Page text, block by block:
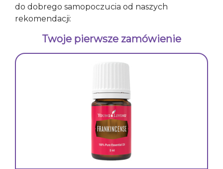
do dobrego samopoczucia od naszych
rekomendacji:
Twoje pierwsze zamówienie